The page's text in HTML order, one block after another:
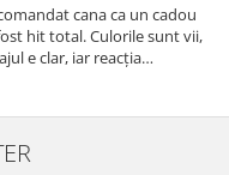
cana ca un cadou
hit total. Culorile sunt vii,
e clar, iar reacția